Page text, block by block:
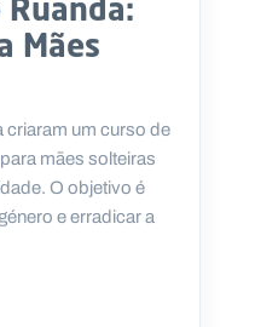
Ruanda:
Mães
um curso de
mães solteiras
O objetivo é
e erradicar a